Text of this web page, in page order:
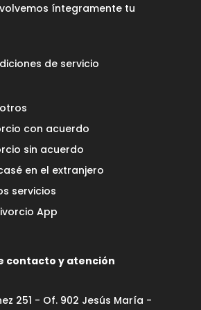
íntegramente tu
de servicio
con acuerdo
sin acuerdo
en el extranjero
servicios
App
contacto y atención
251 - Of. 902 Jesús María -